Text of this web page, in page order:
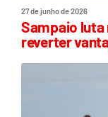
27 de junho de 2026
Sampaio
reverter